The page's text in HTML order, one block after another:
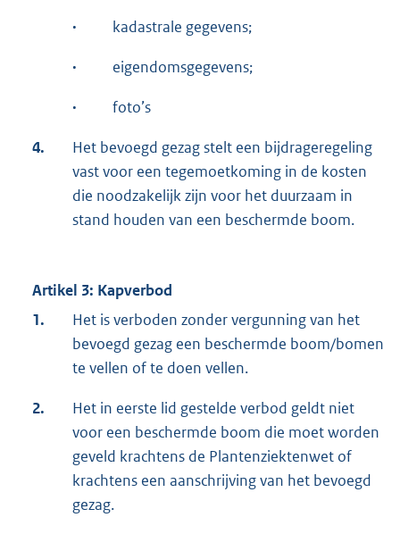
· kadastrale gegevens;
· eigendomsgegevens;
· foto’s
4.
Het bevoegd gezag stelt een bijdrageregeling
vast voor een tegemoetkoming in de kosten
die noodzakelijk zijn voor het duurzaam in
stand houden van een beschermde boom.
Artikel 3: Kapverbod
1.
Het is verboden zonder vergunning van het
bevoegd gezag een beschermde boom/bomen
te vellen of te doen vellen.
2.
Het in eerste lid gestelde verbod geldt niet
voor een beschermde boom die moet worden
geveld krachtens de Plantenziektenwet of
krachtens een aanschrijving van het bevoegd
gezag.